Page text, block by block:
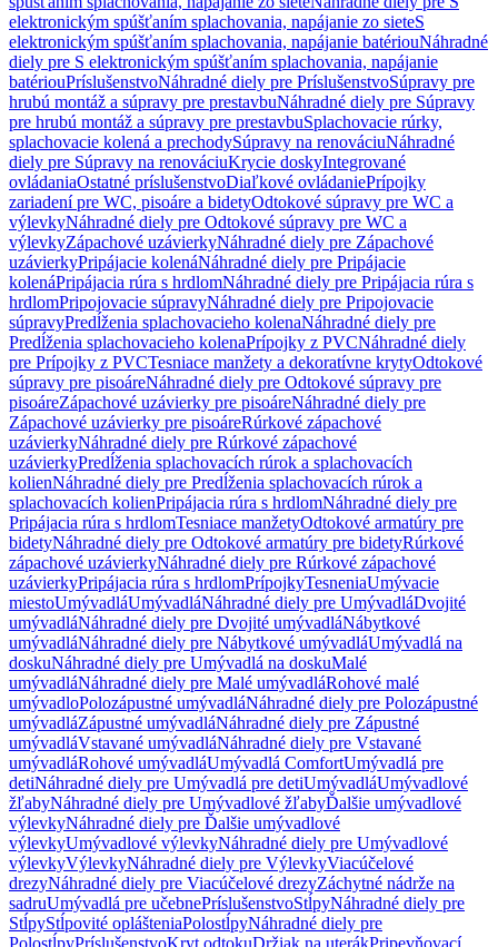
elektronickým spúšťaním splachovania, napájanie zo sieteS
elektronickým spúšťaním splachovania, napájanie batériouNáhradné
diely pre S elektronickým spúšťaním splachovania, napájanie
batériouPríslušenstvoNáhradné diely pre PríslušenstvoSúpravy pre
hrubú montáž a súpravy pre prestavbuNáhradné diely pre Súpravy
pre hrubú montáž a súpravy pre prestavbuSplachovacie rúrky,
splachovacie kolená a prechodySúpravy na renováciuNáhradné
diely pre Súpravy na renováciuKrycie doskyIntegrované
ovládaniaOstatné príslušenstvoDiaľkové ovládaniePrípojky
zariadení pre WC, pisoáre a bidetyOdtokové súpravy pre WC a
výlevkyNáhradné diely pre Odtokové súpravy pre WC a
výlevkyZápachové uzávierkyNáhradné diely pre Zápachové
uzávierkyPripájacie kolenáNáhradné diely pre Pripájacie
kolenáPripájacia rúra s hrdlomNáhradné diely pre Pripájacia rúra s
hrdlomPripojovacie súpravyNáhradné diely pre Pripojovacie
súpravyPredĺženia splachovacieho kolenaNáhradné diely pre
Predĺženia splachovacieho kolenaPrípojky z PVCNáhradné diely
pre Prípojky z PVCTesniace manžety a dekoratívne krytyOdtokové
súpravy pre pisoáreNáhradné diely pre Odtokové súpravy pre
pisoáreZápachové uzávierky pre pisoáreNáhradné diely pre
Zápachové uzávierky pre pisoáreRúrkové zápachové
uzávierkyNáhradné diely pre Rúrkové zápachové
uzávierkyPredĺženia splachovacích rúrok a splachovacích
kolienNáhradné diely pre Predĺženia splachovacích rúrok a
splachovacích kolienPripájacia rúra s hrdlomNáhradné diely pre
Pripájacia rúra s hrdlomTesniace manžetyOdtokové armatúry pre
bidetyNáhradné diely pre Odtokové armatúry pre bidetyRúrkové
zápachové uzávierkyNáhradné diely pre Rúrkové zápachové
uzávierkyPripájacia rúra s hrdlomPrípojkyTesneniaUmývacie
miestoUmývadláUmývadláNáhradné diely pre UmývadláDvojité
umývadláNáhradné diely pre Dvojité umývadláNábytkové
umývadláNáhradné diely pre Nábytkové umývadláUmývadlá na
doskuNáhradné diely pre Umývadlá na doskuMalé
umývadláNáhradné diely pre Malé umývadláRohové malé
umývadloPolozápustné umývadláNáhradné diely pre Polozápustné
umývadláZápustné umývadláNáhradné diely pre Zápustné
umývadláVstavané umývadláNáhradné diely pre Vstavané
umývadláRohové umývadláUmývadlá ComfortUmývadlá pre
detiNáhradné diely pre Umývadlá pre detiUmývadláUmývadlové
žľabyNáhradné diely pre Umývadlové žľabyĎalšie umývadlové
výlevkyNáhradné diely pre Ďalšie umývadlové
výlevkyUmývadlové výlevkyNáhradné diely pre Umývadlové
výlevkyVýlevkyNáhradné diely pre VýlevkyViacúčelové
drezyNáhradné diely pre Viacúčelové drezyZáchytné nádrže na
sadruUmývadlá pre učebnePríslušenstvoStĺpyNáhradné diely pre
StĺpyStĺpovité oplášteniaPolostĺpyNáhradné diely pre
PolostĺpyPríslušenstvoKryt odtokuDržiak na uterákPripevňovací